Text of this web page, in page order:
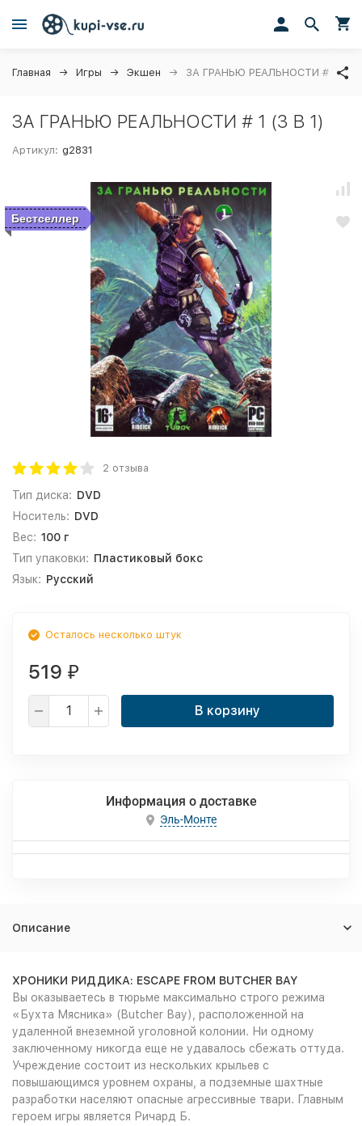
Главная Игры Экшен ЗА ГРАНЬЮ РЕАЛЬНОСТИ # 1 (3 В
ЗА ГРАНЬЮ РЕАЛЬНОСТИ # 1 (3 В 1)
Артикул: g2831
Бестселлер
2 отзыва
Тип диска: DVD
Носитель: DVD
Вес: 100 г
Тип упаковки: Пластиковый бокс
Язык: Русский
Осталось несколько штук
519 ₽
В корзину
Информация о доставке
Эль-Монте
Описание
ХРОНИКИ РИДДИКА: ESCAPE FROM BUTCHER BAY
Вы оказываетесь в тюрьме максимально строго режима
«Бухта Мясника» (Butcher Вау), расположенной на
удаленной внеземной уголовной колонии. Ни одному
заключенному никогда еще не удавалось сбежать оттуда.
Учреждение состоит из нескольких крыльев с
повышающимся уровнем охраны, а подземные шахтные
разработки населяют опасные агрессивные твари. Главным
героем игры является Ричард Б.